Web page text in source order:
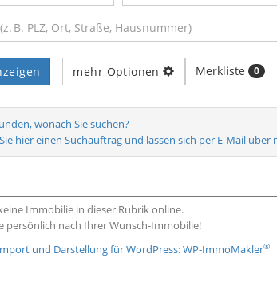
mehr Optionen Merkliste 0
wonach Sie suchen?
hier einen Suchauftrag und lassen sich per E-Mail
Immobilie in dieser Rubrik online.
persönlich nach Ihrer Wunsch-Immobilie!
und Darstellung für WordPress: WP-ImmoMakler®